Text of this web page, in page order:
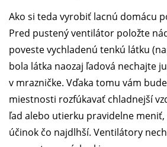
Ako si teda vyrobiť lacnú domácu
Pred pustený ventilátor položte
poveste vychladenú tenkú látku
bola látka naozaj ľadová nechajte
v mrazničke. Vďaka tomu vám
miestnosti rozfúkavať chladnejší
ľad alebo utierku pravidelne
účinok čo najdlhší. Ventilátory